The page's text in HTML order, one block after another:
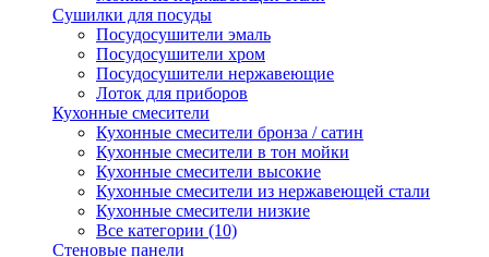
Сушилки для посуды
Посудосушители эмаль
Посудосушители хром
Посудосушители нержавеющие
Лоток для приборов
Кухонные смесители
Кухонные смесители бронза / сатин
Кухонные смесители в тон мойки
Кухонные смесители высокие
Кухонные смесители из нержавеющей стали
Кухонные смесители низкие
Все категории (10)
Стеновые панели